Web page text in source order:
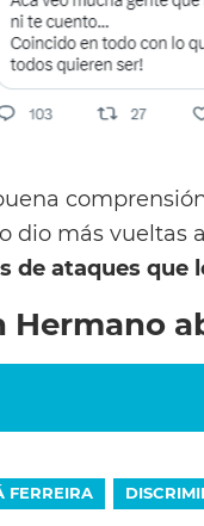
dio más vueltas
de ataques que
Hermano
FERREIRA